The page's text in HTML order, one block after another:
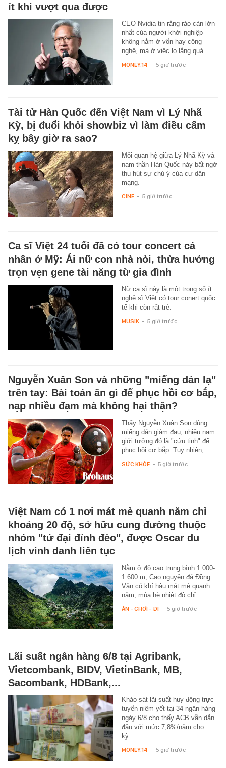
ít khi vượt qua được
CEO Nvidia tin rằng rào cản lớn
nhất của người khởi nghiệp
không nằm ở vốn hay công
nghệ, mà ở việc lo lắng quá…
MONEY.14 - 5 giờ trước
Tài tử Hàn Quốc đến Việt Nam vì Lý Nhã
Kỳ, bị đuổi khỏi showbiz vì làm điều cấm
kỵ bây giờ ra sao?
Mối quan hệ giữa Lý Nhã Kỳ và
nam thần Hàn Quốc này bất ngờ
thu hút sự chú ý của cư dân
mạng.
CINE - 5 giờ trước
Ca sĩ Việt 24 tuổi đã có tour concert cá
nhân ở Mỹ: Ái nữ con nhà nòi, thừa hưởng
trọn vẹn gene tài năng từ gia đình
Nữ ca sĩ này là một trong số ít
nghệ sĩ Việt có tour conert quốc
tế khi còn rất trẻ.
MUSIK - 5 giờ trước
Nguyễn Xuân Son và những "miếng dán lạ"
trên tay: Bài toán ăn gì để phục hồi cơ bắp,
nạp nhiều đạm mà không hại thận?
Thấy Nguyễn Xuân Son dùng
miếng dán giảm đau, nhiều nam
giới tưởng đó là "cứu tinh" để
phục hồi cơ bắp. Tuy nhiên,…
SỨC KHỎE - 5 giờ trước
Việt Nam có 1 nơi mát mẻ quanh năm chỉ
khoảng 20 độ, sở hữu cung đường thuộc
nhóm "tứ đại đỉnh đèo", được Oscar du
lịch vinh danh liên tục
Nằm ở độ cao trung bình 1.000-
1.600 m, Cao nguyên đá Đồng
Văn có khí hậu mát mẻ quanh
năm, mùa hè nhiệt độ chỉ…
ĂN - CHƠI - ĐI - 5 giờ trước
Lãi suất ngân hàng 6/8 tại Agribank,
Vietcombank, BIDV, VietinBank, MB,
Sacombank, HDBank,...
Khảo sát lãi suất huy động trực
tuyến niêm yết tại 34 ngân hàng
ngày 6/8 cho thấy ACB vẫn dẫn
đầu với mức 7,8%/năm cho
kỳ…
MONEY.14 - 5 giờ trước